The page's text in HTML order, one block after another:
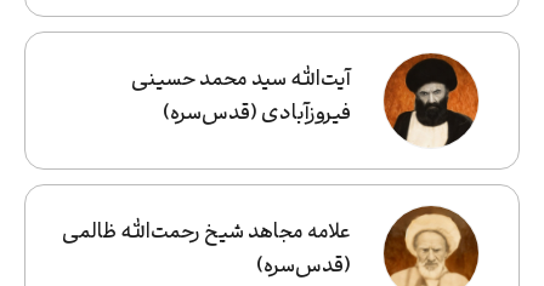
آیت‌الله سید محمد‌‌ حسینی
فیروزآبادی (قدس‌سره)
علامه مجاهد شیخ رحمت‌الله ظالمی
(قدس‌سره)